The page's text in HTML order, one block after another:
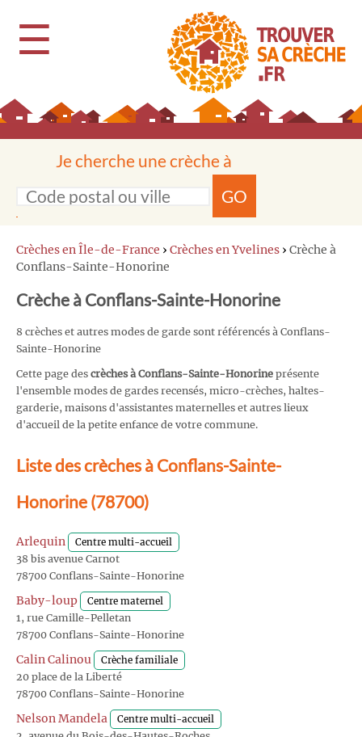
☰
Je cherche une crèche à
GO
Crèches en Île-de-France › Crèches en Yvelines › Crèche à
Conflans-Sainte-Honorine
Crèche à Conflans-Sainte-Honorine
8 crèches et autres modes de garde sont référencés à Conflans-
Sainte-Honorine
Cette page des crèches à Conflans-Sainte-Honorine présente
l'ensemble modes de gardes recensés, micro-crèches, haltes-
garderie, maisons d'assistantes maternelles et autres lieux
d'accueil de la petite enfance de votre commune.
Liste des crèches à Conflans-Sainte-
Honorine (78700)
Arlequin Centre multi-accueil
38 bis avenue Carnot
78700 Conflans-Sainte-Honorine
Baby-loup Centre maternel
1, rue Camille-Pelletan
78700 Conflans-Sainte-Honorine
Calin Calinou Crèche familiale
20 place de la Liberté
78700 Conflans-Sainte-Honorine
Nelson Mandela Centre multi-accueil